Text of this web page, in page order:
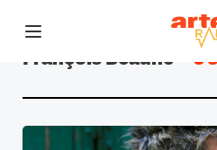
Ouvrir le menu
Retour
François Beaune 3